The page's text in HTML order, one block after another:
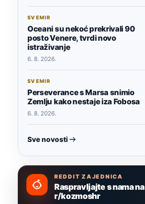
SVEMIR
Oceani su nekoć prekrivali 90
posto Venere, tvrdi novo
istraživanje
6. 8. 2026.
SVEMIR
Perseverance s Marsa snimio
Zemlju kako nestaje iza Fobosa
6. 8. 2026.
Sve novosti
REDDIT ZAJEDNICA
Raspravljajte s nama na
r/kozmoshr